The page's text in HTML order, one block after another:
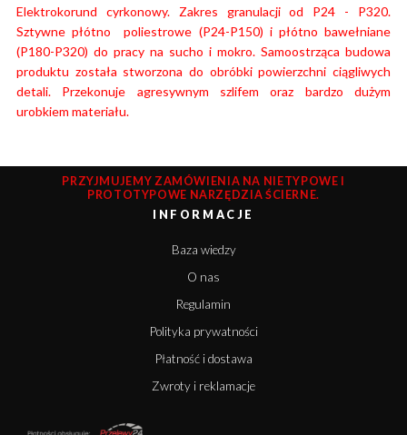
Elektrokorund cyrkonowy. Zakres granulacji od P24 - P320.
Sztywne płótno poliestrowe (P24-P150) i płótno bawełniane
(P180-P320) do pracy na sucho i mokro. Samoostrząca budowa
produktu została stworzona do obróbki powierzchni ciągliwych
detali. Przekonuje agresywnym szlifem oraz bardzo dużym
urobkiem materiału.
PRZYJMUJEMY ZAMÓWIENIA NA NIETYPOWE I
PROTOTYPOWE NARZĘDZIA ŚCIERNE.
INFORMACJE
Baza wiedzy
O nas
Regulamin
Polityka prywatności
Płatność i dostawa
Zwroty i reklamacje